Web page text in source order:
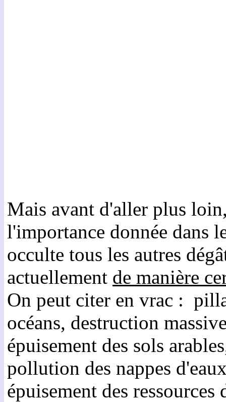
Mais avant d'aller plus
l'importance donnée dans
occulte tous les autres
actuellement de manière
On peut citer en vrac :
océans, destruction
épuisement des sols
pollution des nappes
épuisement des